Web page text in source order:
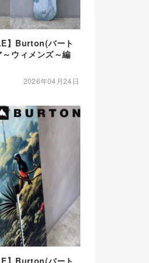
】Burton(バート
ウィメンズ～編
2026年04月24日
】Burton(バート